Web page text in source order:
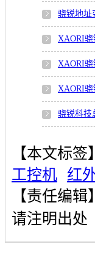
骁锐地址
XAORI骁
XAORI
XAORI骁
骁锐科技
【本文标签
工控机
红
【责任编辑
请注明出处